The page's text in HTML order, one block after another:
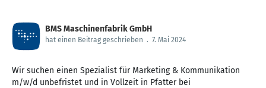
BMS Maschinenfabrik GmbH
hat einen Beitrag geschrieben . 7. Mai 2024
Wir suchen einen Spezialist für Marketing & Kommunikation
m/w/d unbefristet und in Vollzeit in Pfatter bei